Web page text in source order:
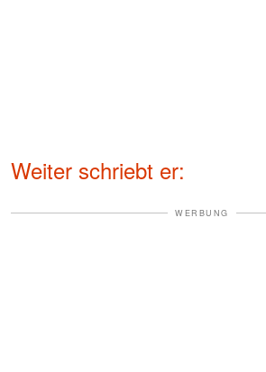
Weiter schriebt er:
WERBUNG